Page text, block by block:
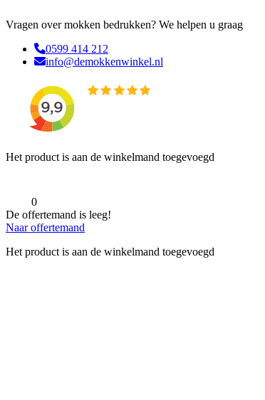
Vragen over mokken bedrukken? We helpen u graag
0599 414 212
info@demokkenwinkel.nl
Het product is aan de winkelmand toegevoegd
0
De offertemand is leeg!
Naar offertemand
Het product is aan de winkelmand toegevoegd